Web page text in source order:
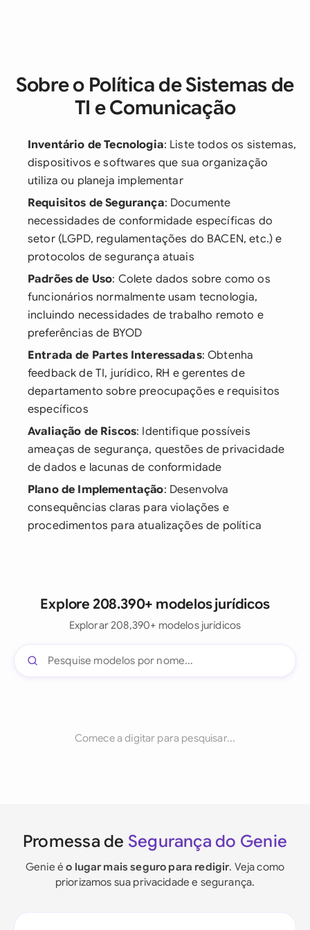
Sobre o Política de Sistemas de
TI e Comunicação
Inventário de Tecnologia: Liste todos os sistemas,
dispositivos e softwares que sua organização
utiliza ou planeja implementar
Requisitos de Segurança: Documente
necessidades de conformidade específicas do
setor (LGPD, regulamentações do BACEN, etc.) e
protocolos de segurança atuais
Padrões de Uso: Colete dados sobre como os
funcionários normalmente usam tecnologia,
incluindo necessidades de trabalho remoto e
preferências de BYOD
Entrada de Partes Interessadas: Obtenha
feedback de TI, jurídico, RH e gerentes de
departamento sobre preocupações e requisitos
específicos
Avaliação de Riscos: Identifique possíveis
ameaças de segurança, questões de privacidade
de dados e lacunas de conformidade
Plano de Implementação: Desenvolva
consequências claras para violações e
procedimentos para atualizações de política
Explore 208.390+ modelos jurídicos
Explorar 208,390+ modelos jurídicos
Comece a digitar para pesquisar...
Promessa de Segurança do Genie
Genie éo lugar mais seguro para redigir. Veja como
priorizamos sua privacidade e segurança.